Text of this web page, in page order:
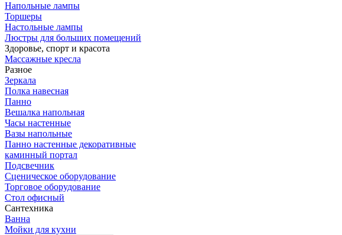
Напольные лампы
Торшеры
Настольные лампы
Люстры для больших помещений
Здоровье, спорт и красота
Массажные кресла
Разное
Зеркала
Полка навесная
Панно
Вешалка напольная
Часы настенные
Вазы напольные
Панно настенные декоративные
каминный портал
Подсвечник
Сценическое оборудование
Торговое оборудование
Стол офисный
Сантехника
Ванна
Мойки для кухни